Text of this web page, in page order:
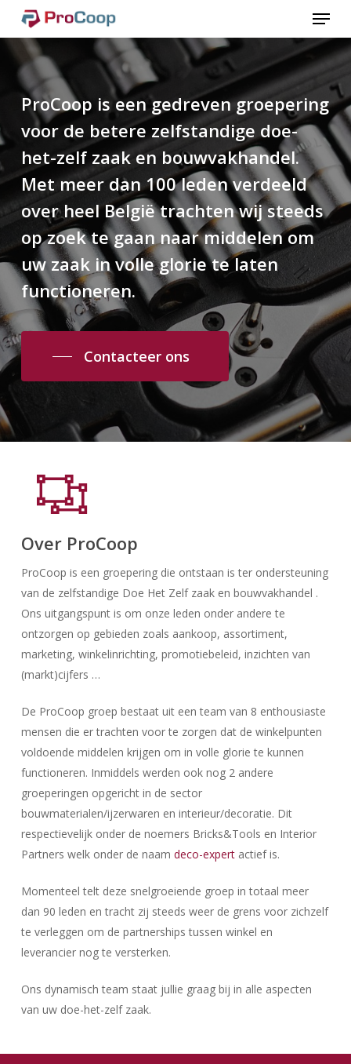
de
hoofdinhoud
Menu
ProCoop is een gedreven groepering
voor de betere zelfstandige doe-
het-zelf zaak en bouwvakhandel.
Met meer dan 100 leden verdeeld
over heel België trachten wij steeds
op zoek te gaan naar middelen om
uw zaak in volle glorie te laten
functioneren.
Contacteer ons
Over ProCoop
ProCoop is een groepering die ontstaan is ter ondersteuning
van de zelfstandige Doe Het Zelf zaak en bouwvakhandel .
Ons uitgangspunt is om onze leden onder andere te
ontzorgen op gebieden zoals aankoop, assortiment,
marketing, winkelinrichting, promotiebeleid, inzichten van
(markt)cijfers …
De ProCoop groep bestaat uit een team van 8 enthousiaste
mensen die er trachten voor te zorgen dat de winkelpunten
voldoende middelen krijgen om in volle glorie te kunnen
functioneren. Inmiddels werden ook nog 2 andere
groeperingen opgericht in de sector
bouwmaterialen/ijzerwaren en interieur/decoratie. Dit
respectievelijk onder de noemers Bricks&Tools en Interior
Partners welk onder de naamdeco-expert actief is.
Momenteel telt deze snelgroeiende groep in totaal meer
dan 90 leden en tracht zij steeds weer de grens voor zichzelf
te verleggen om de partnerships tussen winkel en
leverancier nog te versterken.
Ons dynamisch team staat jullie graag bij in alle aspecten
van uw doe-het-zelf zaak.
Sluit
Menu